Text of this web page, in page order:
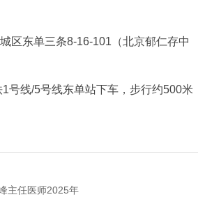
区东单三条8-16-101（北京郁仁存中
号线/5号线东单站下车，步行约500米
主任医师2025年